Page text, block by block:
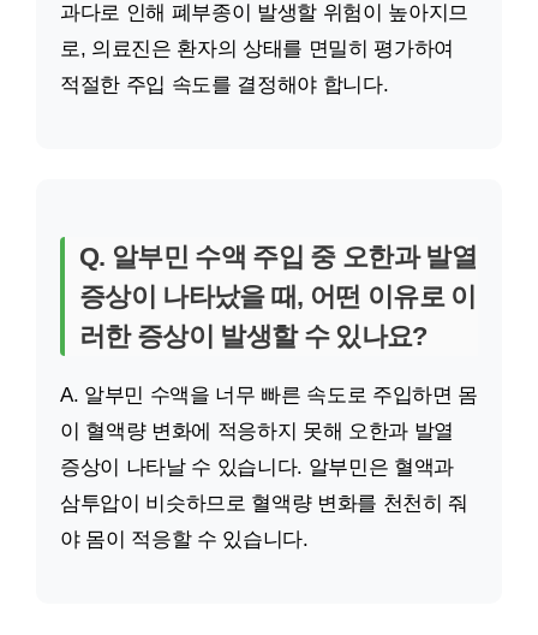
과다로 인해 폐부종이 발생할 위험이 높아지므
로, 의료진은 환자의 상태를 면밀히 평가하여
적절한 주입 속도를 결정해야 합니다.
Q. 알부민 수액 주입 중 오한과 발열
증상이 나타났을 때, 어떤 이유로 이
러한 증상이 발생할 수 있나요?
A. 알부민 수액을 너무 빠른 속도로 주입하면 몸
이 혈액량 변화에 적응하지 못해 오한과 발열
증상이 나타날 수 있습니다. 알부민은 혈액과
삼투압이 비슷하므로 혈액량 변화를 천천히 줘
야 몸이 적응할 수 있습니다.